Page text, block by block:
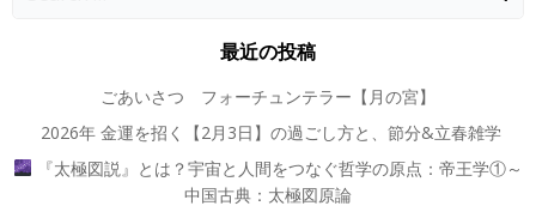
最近の投稿
ごあいさつ フォーチュンテラー【月の宮】
2026年 金運を招く【2月3日】の過ごし方と、節分&立春雑学
『太極図説』とは？宇宙と人間をつなぐ哲学の原点：帝王学①～
中国古典：太極図原論